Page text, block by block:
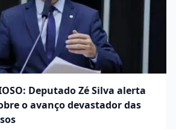
Deputado Zé Silva alerta
o avanço devastador das